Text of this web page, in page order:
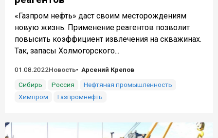
«Газпром нефть» даст своим месторождениям
новую жизнь. Применение реагентов позволит
повысить коэффициент извлечения на скважинах.
Так, запасы Холмогорского...
01.08.2022Новость
Арсений Крепов
Сибирь
Россия
Нефтяная промышленность
Химпром
Газпромнефть